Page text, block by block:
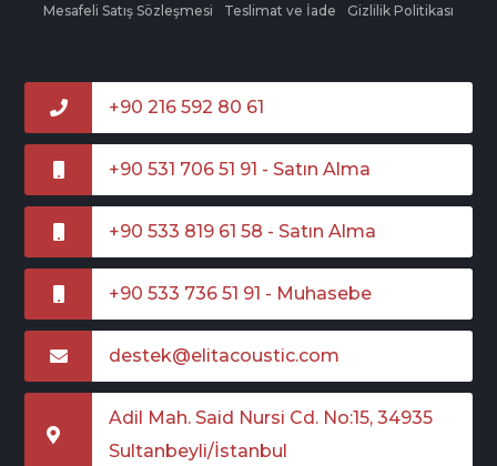
Mesafeli Satış Sözleşmesi Teslimat ve İade Gizlilik Politikası
+90 216 592 80 61
+90 531 706 51 91 - Satın Alma
+90 533 819 61 58 - Satın Alma
+90 533 736 51 91 - Muhasebe
destek@elitacoustic.com
Adil Mah. Said Nursi Cd. No:15, 34935
Sultanbeyli/İstanbul